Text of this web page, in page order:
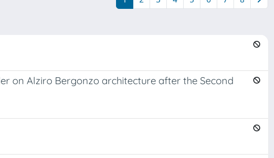
on Alziro Bergonzo architecture after the Second